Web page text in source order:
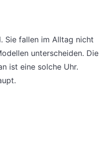
Sie fallen im Alltag nicht
unterscheiden. Die
ist eine solche Uhr.